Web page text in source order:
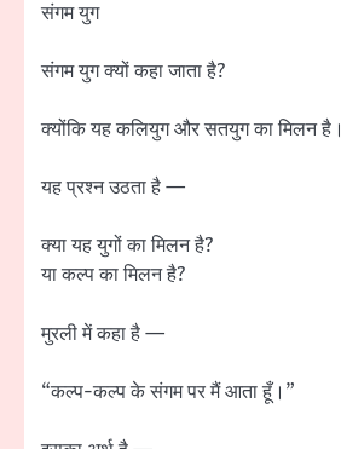
संगम युग
संगम युग क्यों कहा जाता है?
क्योंकि यह कलियुग और सतयुग का मिलन है।
यह प्रश्न उठता है —
क्या यह युगों का मिलन है?
या कल्प का मिलन है?
मुरली में कहा है —
“कल्प-कल्प के संगम पर मैं आता हूँ।”